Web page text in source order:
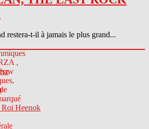
restera-t-il à jamais le plus grand...
Roi Heenok